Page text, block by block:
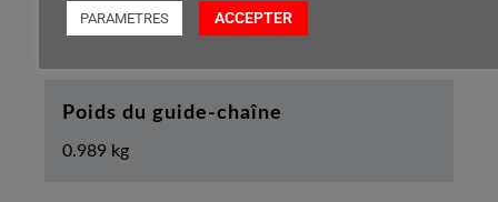
Poids du guide-chaîne
0.989 kg
PARAMETRES ACCEPTER